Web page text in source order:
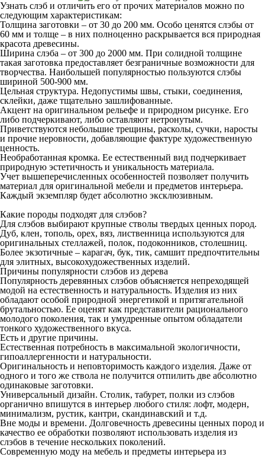
Узнать слэб и отличить его от прочих материалов можно по
следующим характеристикам:
Толщина заготовки – от 30 до 200 мм. Особо ценятся слэбы от
60 мм и толще – в них полноценно раскрывается вся природная
красота древесины.
Ширина слэба – от 300 до 2000 мм. При солидной толщине
такая заготовка предоставляет безграничные возможности для
творчества. Наибольшей популярностью пользуются слэбы
шириной 500-900 мм.
Цельная структура. Недопустимы швы, стыки, соединения,
склейки, даже тщательно зашлифованные.
Акцент на оригинальном рельефе и природном рисунке. Его
либо подчеркивают, либо оставляют нетронутым.
Приветствуются небольшие трещины, расколы, сучки, наросты
и прочие неровности, добавляющие фактуре художественную
ценность.
Необработанная кромка. Ее естественный вид подчеркивает
природную эстетичность и уникальность материала.
Учет вышеперечисленных особенностей позволяет получить
материал для оригинальной мебели и предметов интерьера.
Каждый экземпляр будет абсолютно эксклюзивным.
Какие породы подходят для слэбов?
Для слэбов выбирают крупные стволы твердых ценных пород.
Дуб, клен, тополь, орех, вяз, лиственница используются для
оригинальных стеллажей, полок, подоконников, столешниц.
Более экзотичные – карагач, бук, тик, самшит предпочтительны
для элитных, высокохудожественных изделий.
Причины популярности слэбов из дерева
Популярность деревянных слэбов объясняется непреходящей
модой на естественность и натуральность. Изделия из них
обладают особой природной энергетикой и притягательной
брутальностью. Ее оценят как представители рационального
молодого поколения, так и умудренные опытом обладатели
тонкого художественного вкуса.
Есть и другие причины.
Естественная потребность в максимальной экологичности,
гипоаллергенности и натуральности.
Оригинальность и неповторимость каждого изделия. Даже от
одного и того же ствола не получится отпилить две абсолютно
одинаковые заготовки.
Универсальный дизайн. Столик, табурет, полки из слэбов
органично впишутся в интерьер любого стиля: лофт, модерн,
минимализм, рустик, кантри, скандинавский и т.д.
Вне моды и времени. Долговечность древесины ценных пород и
качество ее обработки позволяют использовать изделия из
слэбов в течение нескольких поколений.
Современную моду на мебель и предметы интерьера из